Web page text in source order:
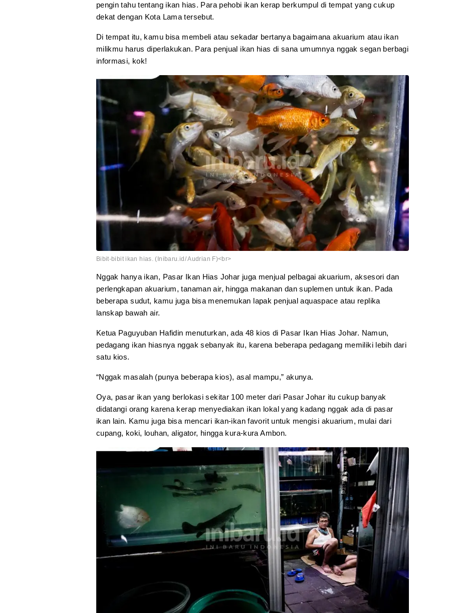
pengin tahu tentang ikan hias. Para pehobi ikan kerap berkumpul di tempat yang cukup
dekat dengan Kota Lama tersebut.
Di tempat itu, kamu bisa membeli atau sekadar bertanya bagaimana akuarium atau ikan
milikmu harus diperlakukan. Para penjual ikan hias di sana umumnya nggak segan berbagi
informasi, kok!
Bibit-bibit ikan hias. (Inibaru.id/ Audrian F)<br>
Nggak hanya ikan, Pasar Ikan Hias Johar juga menjual pelbagai akuarium, aksesori dan
perlengkapan akuarium, tanaman air, hingga makanan dan suplemen untuk ikan. Pada
beberapa sudut, kamu juga bisa menemukan lapak penjual aquaspace atau replika
lanskap bawah air.
Ketua Paguyuban Hafidin menuturkan, ada 48 kios di Pasar Ikan Hias Johar. Namun,
pedagang ikan hiasnya nggak sebanyak itu, karena beberapa pedagang memiliki lebih dari
satu kios.
“Nggak masalah (punya beberapa kios), asal mampu,” akunya.
Oya, pasar ikan yang berlokasi sekitar 100 meter dari Pasar Johar itu cukup banyak
didatangi orang karena kerap menyediakan ikan lokal yang kadang nggak ada di pasar
ikan lain. Kamu juga bisa mencari ikan-ikan favorit untuk mengisi akuarium, mulai dari
cupang, koki, louhan, aligator, hingga kura-kura Ambon.